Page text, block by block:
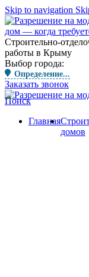
Skip to navigation
Строительно-
работы в Крыму
Выбор города:
Определение...
Заказать звонок
Поиск
Главная
домов